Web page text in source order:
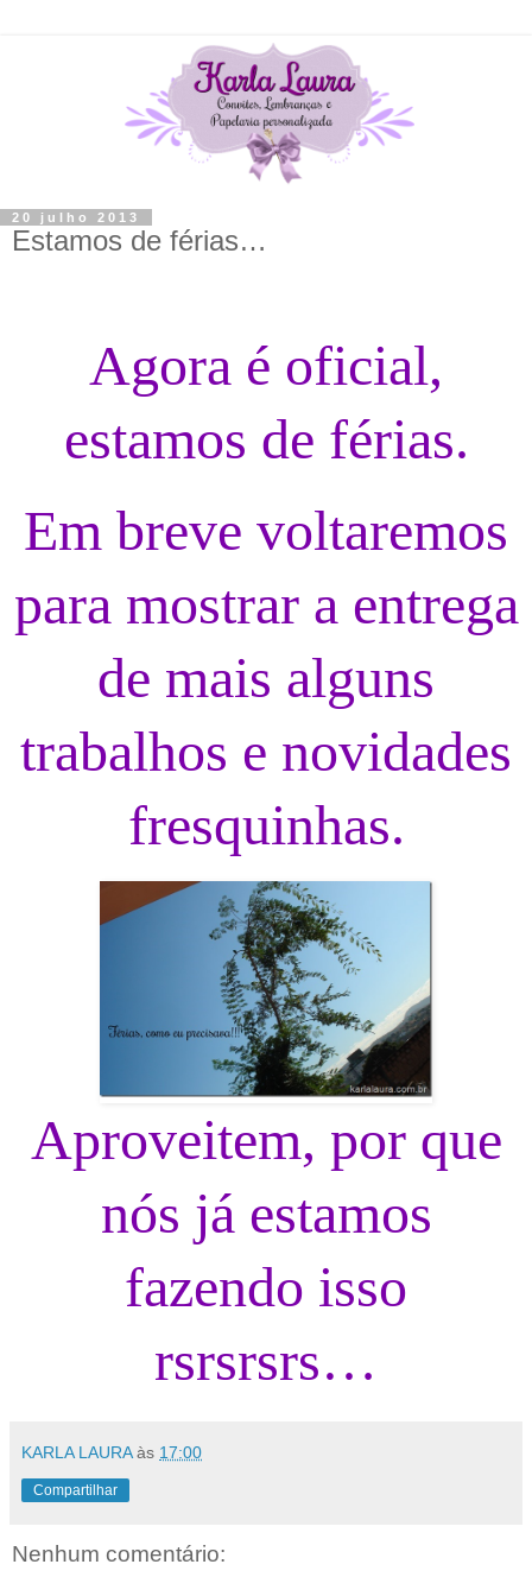
20 julho 2013
Estamos de férias…
Agora é oficial,
estamos de férias.
Em breve voltaremos
para mostrar a entrega
de mais alguns
trabalhos e novidades
fresquinhas.
Aproveitem, por que
nós já estamos
fazendo isso
rsrsrsrs…
KARLA LAURA às 17:00
Compartilhar
Nenhum comentário: